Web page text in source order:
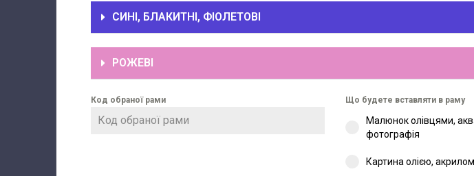
СИНІ, БЛАКИТНІ, ФІОЛЕТОВІ
РОЖЕВІ
Код обраної рами Що будете вставляти в раму
Малюнок олівцями,
фотографія
Картина олією,